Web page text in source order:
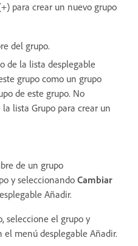
para crear un nuevo grupo
del grupo.
de la lista desplegable
grupo como un grupo
de este grupo. No
lista Grupo para crear un
de un grupo
y seleccionando Cambiar
Añadir.
seleccione el grupo y
el menú desplegable Añadir.